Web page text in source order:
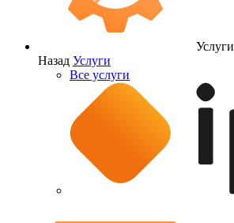
Услуги
Назад Услуги
Все услуги